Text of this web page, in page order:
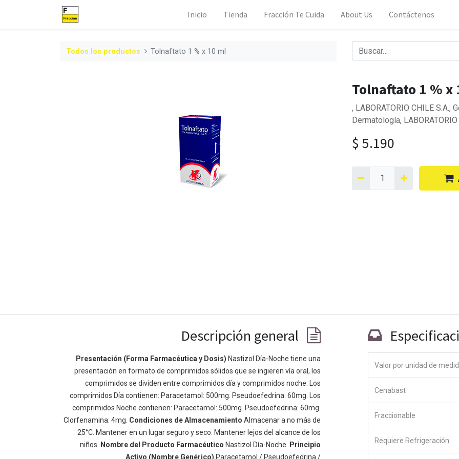
Inicio Tienda Fracción Te Cuida About Us Contáctenos
Todos los productos Tolnaftato 1 % x 10 ml
Tolnaftato 1 % x
, LABORATORIO CHILE
Dermatología,
$ 5.190
Descripción general
Presentación (Forma Farmacéutica y Dosis) Nastizol Día-Noche tiene una
presentación en formato de comprimidos sólidos que se ingieren vía oral, los
comprimidos se dividen entre comprimidos día y comprimidos noche: Los
comprimidos Día contienen: Paracetamol: 500mg. Pseudoefedrina: 60mg. Los
comprimidos Noche contienen: Paracetamol: 500mg. Pseudoefedrina: 60mg.
Clorfenamina: 4mg. Condiciones de Almacenamiento Almacenar a no más de
25°C. Mantener en un lugar seguro y seco. Mantener lejos del alcance de los
niños.
Nombre del Producto Farmacéutico Nastizol Día-Noche.
Principio
Activo (Nombre Genérico) Paracetamol / Pseudoefedrina /
Valor por unidad de
Cenabast
Fraccionable
Requiere Refrigeración
Enlaces de Ínteres
Inicio
Acerca de
Productos
Servicios
Política de privacidad
Acerca de
Somos un equipo de personas apasionadas cuyo objetivo es
mejorar la vida de todos a través de productos disruptivos.
Construimos grandes productos para resolver sus problemas
de negocio. Nuestros productos están diseñados para
pequeñas y medianas empresas dispuestas a optimizar su
rendimiento.